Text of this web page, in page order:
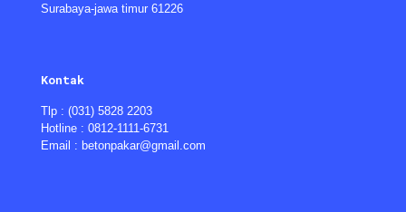
Surabaya-jawa timur 61226
Kontak
Tlp : (031) 5828 2203
Hotline : 0812-1111-6731
Email : betonpakar@gmail.com